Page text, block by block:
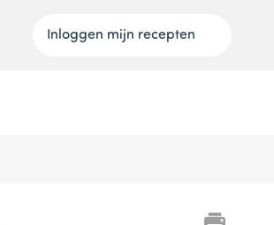
Inloggen mijn recepten